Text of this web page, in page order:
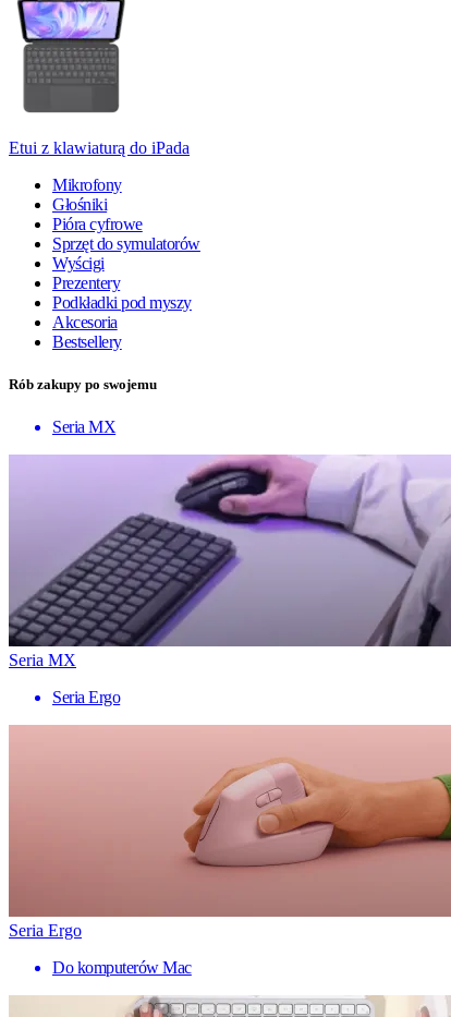
Etui z klawiaturą do iPada
Mikrofony
Głośniki
Pióra cyfrowe
Sprzęt do symulatorów
Wyścigi
Prezentery
Podkładki pod myszy
Akcesoria
Bestsellery
Rób zakupy po swojemu
Seria MX
Seria MX
Seria Ergo
Seria Ergo
Do komputerów Mac